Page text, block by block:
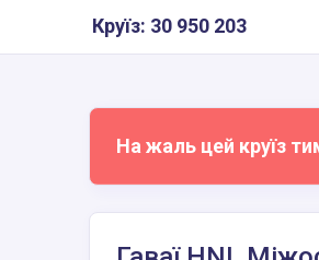
Круїз: 30 950 203
На жаль цей круїз